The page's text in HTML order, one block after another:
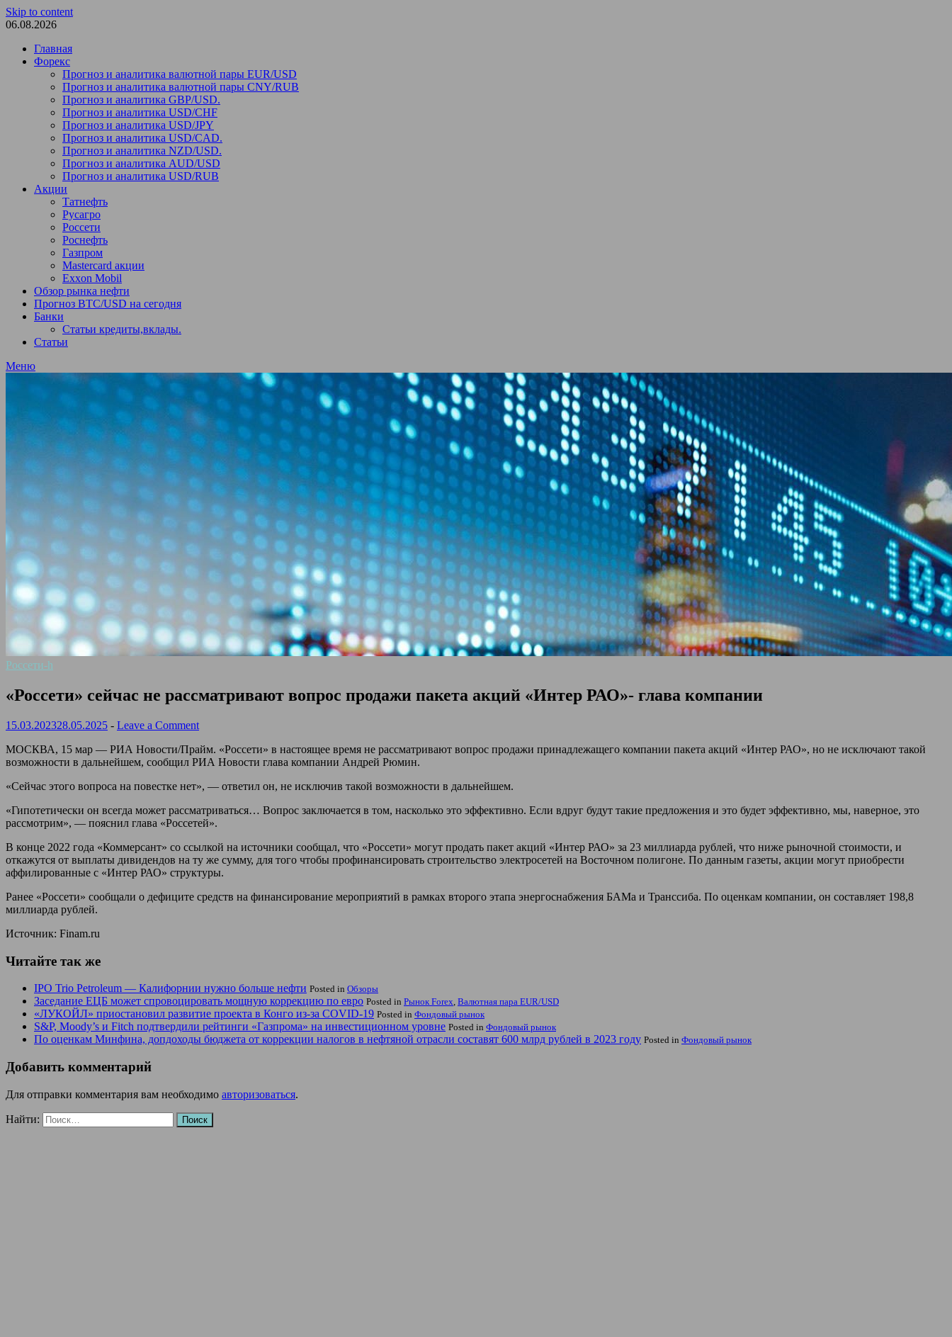
Skip to content
06.08.2026
Главная
Форекс
Прогноз и аналитика валютной пары EUR/USD
Прогноз и аналитика валютной пары CNY/RUB
Прогноз и аналитика GBP/USD.
Прогноз и аналитика USD/CHF
Прогноз и аналитика USD/JPY
Прогноз и аналитика USD/CAD.
Прогноз и аналитика NZD/USD.
Прогноз и аналитика AUD/USD
Прогноз и аналитика USD/RUB
Акции
Татнефть
Русагро
Россети
Роснефть
Газпром
Mastercard акции
Exxon Mobil
Обзор рынка нефти
Прогноз BTC/USD на сегодня
Банки
Статьи кредиты,вклады.
Статьи
Меню
Россети-h
«Россети» сейчас не рассматривают вопрос продажи пакета акций «Интер РАО»- глава компании
15.03.202328.05.2025 - Leave a Comment
МОСКВА, 15 мар — РИА Новости/Прайм. «Россети» в настоящее время не рассматривают вопрос продажи принадлежащего компании пакета акций «Интер РАО», но не исключают такой
возможности в дальнейшем, сообщил РИА Новости глава компании Андрей Рюмин.
«Сейчас этого вопроса на повестке нет», — ответил он, не исключив такой возможности в дальнейшем.
«Гипотетически он всегда может рассматриваться… Вопрос заключается в том, насколько это эффективно. Если вдруг будут такие предложения и это будет эффективно, мы, наверное, это
рассмотрим», — пояснил глава «Россетей».
В конце 2022 года «Коммерсант» со ссылкой на источники сообщал, что «Россети» могут продать пакет акций «Интер РАО» за 23 миллиарда рублей, что ниже рыночной стоимости, и
откажутся от выплаты дивидендов на ту же сумму, для того чтобы профинансировать строительство электросетей на Восточном полигоне. По данным газеты, акции могут приобрести
аффилированные с «Интер РАО» структуры.
Ранее «Россети» сообщали о дефиците средств на финансирование мероприятий в рамках второго этапа энергоснабжения БАМа и Транссиба. По оценкам компании, он составляет 198,8
миллиарда рублей.
Источник: Finam.ru
Читайте так же
IPO Trio Petroleum — Калифорнии нужно больше нефти Posted in Обзоры
Заседание ЕЦБ может спровоцировать мощную коррекцию по евро Posted in Рынок Forex, Валютная пара EUR/USD
«ЛУКОЙЛ» приостановил развитие проекта в Конго из-за COVID-19 Posted in Фондовый рынок
S&P, Moody’s и Fitch подтвердили рейтинги «Газпрома» на инвестиционном уровне Posted in Фондовый рынок
По оценкам Минфина, допдоходы бюджета от коррекции налогов в нефтяной отрасли составят 600 млрд рублей в 2023 году Posted in Фондовый рынок
Добавить комментарий
Для отправки комментария вам необходимо авторизоваться.
Найти: